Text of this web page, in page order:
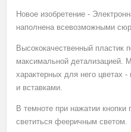
Новое изобретение -
наполнена всевозможными
Высококачественный пластик
максимальной детализацией.
характерных для него цветах
и вставками.
В темноте при нажатии
светиться фееричным светом.